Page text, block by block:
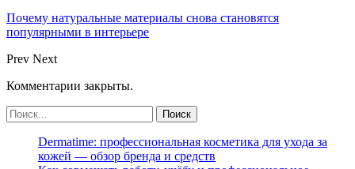
Почему натуральные материалы снова становятся
популярными в интерьере
Prev Next
Комментарии закрыты.
Dermatime: профессиональная косметика для ухода за
кожей — обзор бренда и средств